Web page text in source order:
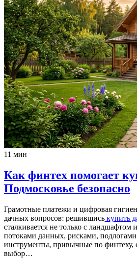
11 мин
Как финтех помогает
Подмосковье безопасно
Грамотные платежи и цифровая
дачных вопросов: решившись купить
сталкивается не только с
потоками данных, рисками,
инструменты, привычные по
выбор…